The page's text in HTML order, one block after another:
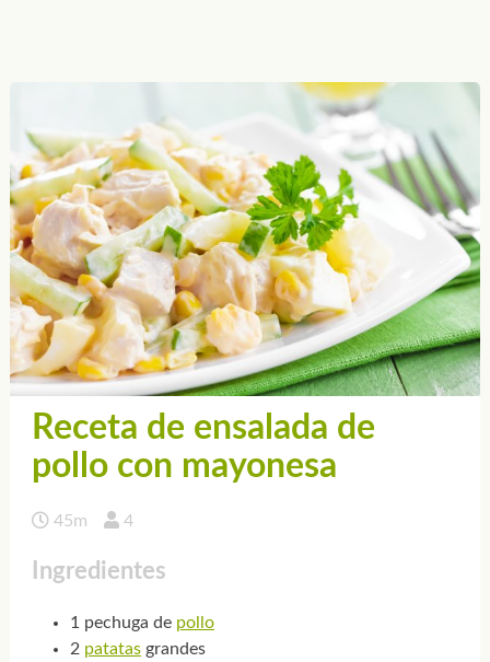
Receta de ensalada de
pollo con mayonesa
45m 4
Ingredientes
1 pechuga de pollo
2 patatasgrandes